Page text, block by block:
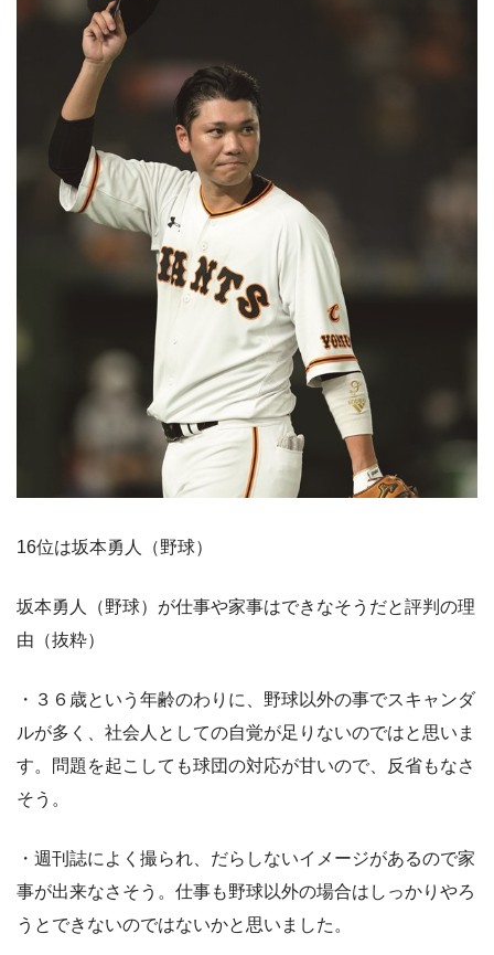
16位は坂本勇人（野球）
坂本勇人（野球）が仕事や家事はできなそうだと評判の理
由（抜粋）
・３６歳という年齢のわりに、野球以外の事でスキャンダ
ルが多く、社会人としての自覚が足りないのではと思いま
す。問題を起こしても球団の対応が甘いので、反省もなさ
そう。
・週刊誌によく撮られ、だらしないイメージがあるので家
事が出来なさそう。仕事も野球以外の場合はしっかりやろ
うとできないのではないかと思いました。